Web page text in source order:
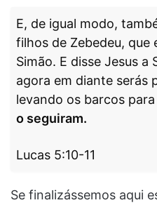
E, de igual modo,
filhos de Zebedeu, que
Simão. E disse Jesus a
agora em diante serás
levando os barcos
o seguiram.
Lucas 5:10-11
Se finalizássemos aqui